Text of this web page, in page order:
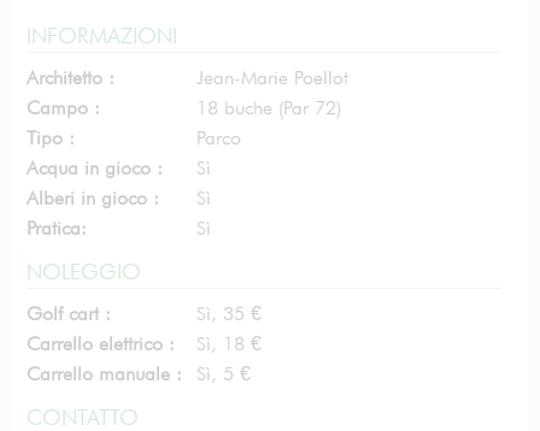
INFORMAZIONI
Architetto :
Jean-Marie Poellot
Campo :
18 buche (Par 72)
Tipo :
Parco
Acqua in gioco :
Sì
Alberi in gioco :
Sì
Pratica:
Sì
NOLEGGIO
Golf cart :
Sì, 35 €
Carrello elettrico :
Sì, 18 €
Carrello manuale :
Sì, 5 €
CONTATTO